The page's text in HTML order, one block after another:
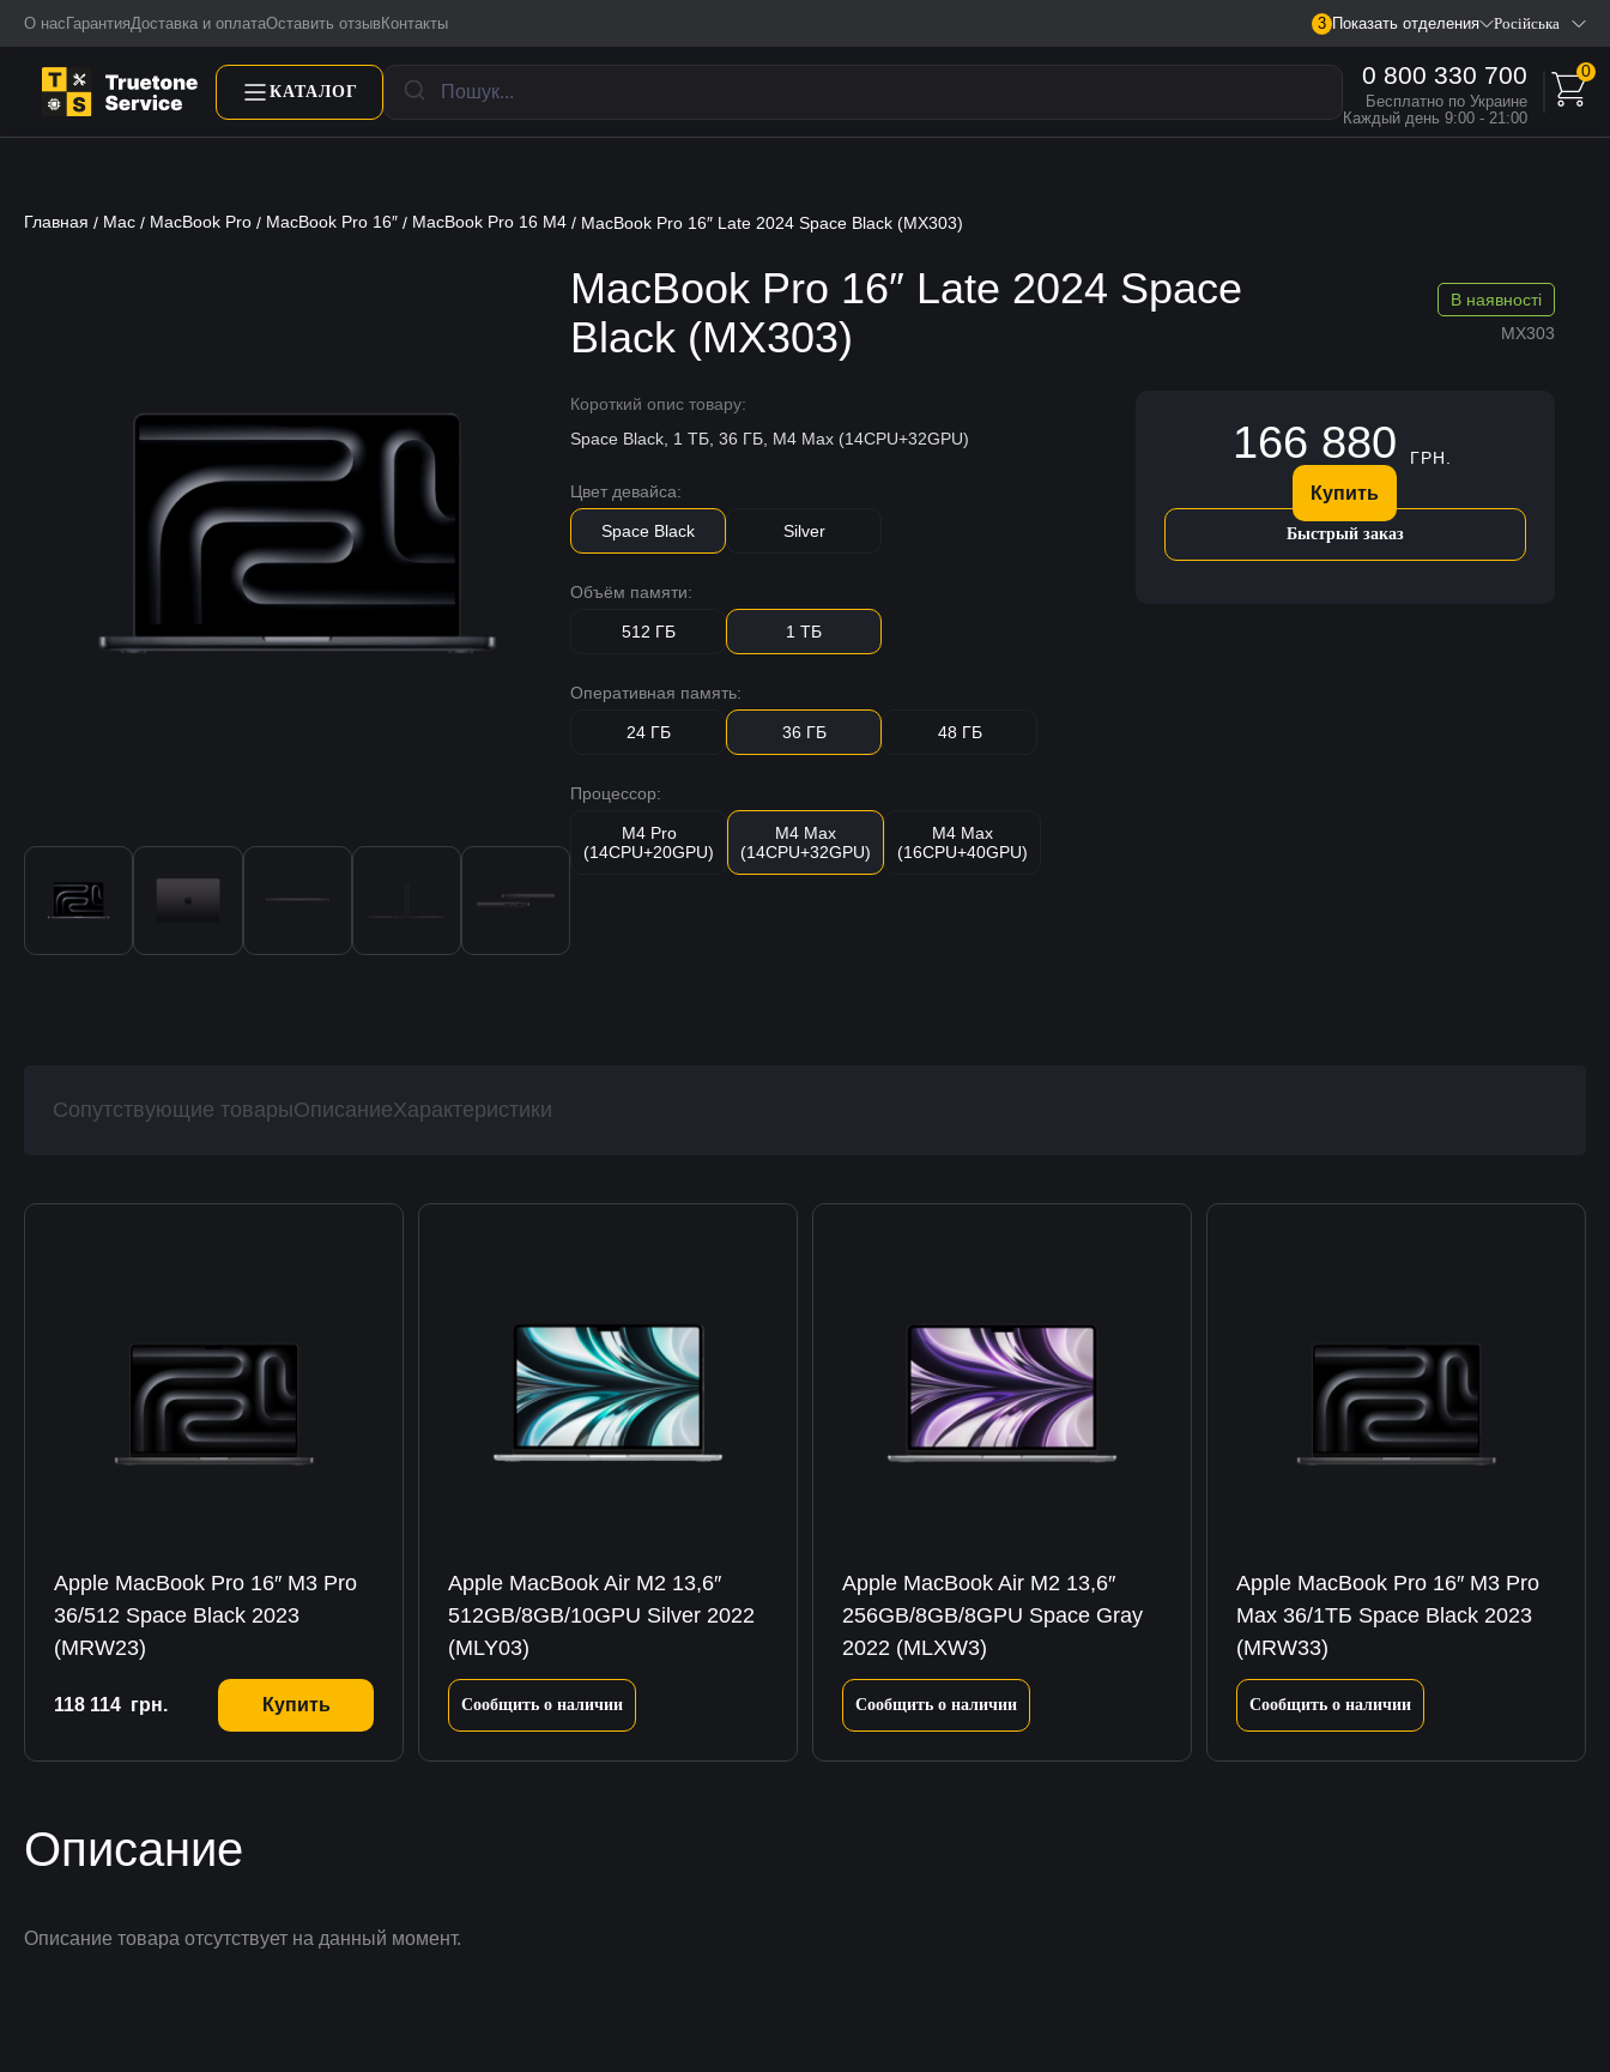
О нас ГарантияДоставка и оплатаОставить отзыв Контакты 3 Показать отделения Російська
КАТАЛОГ
0 800 330 700
Бесплатно по Украине
Каждый день 9:00 - 21:00
0
Главная / Mac / MacBook Pro / MacBook Pro 16″ / MacBook Pro 16 M4 / MacBook Pro 16″ Late 2024 Space Black (MX303)
MacBook Pro 16″ Late 2024 Space
Black (MX303)
MX303
В наявності
Короткий опис товару:
Space Black, 1 ТБ, 36 ГБ, M4 Max (14CPU+32GPU)
Цвет девайса:
Space Black Silver
Объём памяти:
512 ГБ 1 ТБ
Оперативная память:
24 ГБ 36 ГБ 48 ГБ
Процессор:
M4 Pro
(14CPU+20GPU)
M4 Max
(14CPU+32GPU)
M4 Max
(16CPU+40GPU)
166 880 ГРН.
Купить
Быстрый заказ
Сопутствующие товарыОписаниеХарактеристики
Apple MacBook Pro 16″ M3 Pro
36/512 Space Black 2023
(MRW23)
118 114 грн. Купить
Apple MacBook Air M2 13,6″
512GB/8GB/10GPU Silver 2022
(MLY03)
Сообщить о наличии
Apple MacBook Air M2 13,6″
256GB/8GB/8GPU Space Gray
2022 (MLXW3)
Сообщить о наличии
Apple MacBook Pro 16″ M3 Pro
Max 36/1ТБ Space Black 2023
(MRW33)
Сообщить о наличии
Описание
Описание товара отсутствует на данный момент.